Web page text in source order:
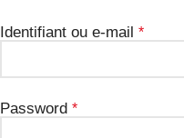
Identifiant ou e-mail *
Password *